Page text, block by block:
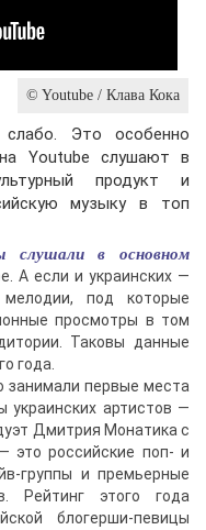
© Youtube / Клава Кока
Это особенно
Youtube слушают в
продукт и
музыку в топ
слушали в основном
А если и украинских —
под которые
просмотры в том
Таковы данные
года.
занимали первые места
украинских артистов —
Дмитрия Монатика с
это российские поп- и
группы и премьерные
Рейтинг этого года
блогерши-певицы